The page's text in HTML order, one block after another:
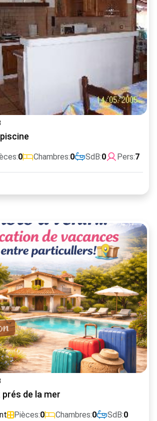
0 Chambres:0 SdB:0 Pers:7
de la mer
Pièces:0 Chambres:0 SdB:0